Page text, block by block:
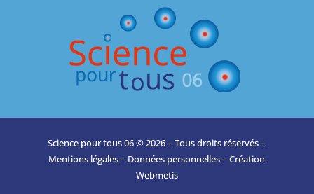
Science pour tous 06 © 2026 – Tous droits réservés –
Mentions légales– Données personnelles– Création
Webmetis